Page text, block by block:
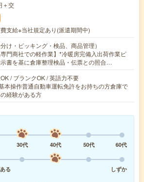
＋交
支給※当社規定あり(派遣期間中)
け・ピッキング・検品、商品管理）
専門商社での軽作業】*冷暖房完備入出荷作業ピ
書を基に倉庫整理検品・伝票との照合…
/ ブランクOK / 英語力不要
本操作普通自動車運転免許をお持ちの方倉庫で
経験がある方
30代 40代 50代
60代
る
しずか